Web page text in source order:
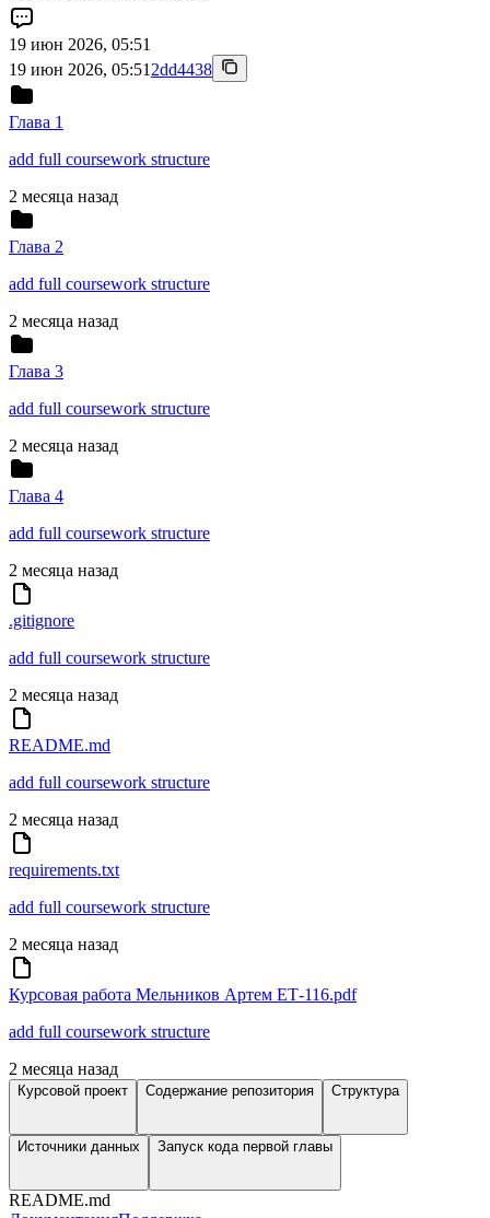
19 июн 2026, 05:51
19 июн 2026, 05:51 2dd4438
Глава 1
add full coursework structure
2 месяца назад
Глава 2
add full coursework structure
2 месяца назад
Глава 3
add full coursework structure
2 месяца назад
Глава 4
add full coursework structure
2 месяца назад
.gitignore
add full coursework structure
2 месяца назад
README.md
add full coursework structure
2 месяца назад
requirements.txt
add full coursework structure
2 месяца назад
Курсовая работа Мельников Артем ЕТ-116.pdf
add full coursework structure
2 месяца назад
Курсовой проект Содержание репозитория Структура
Источники данных Запуск кода первой главы
README.md